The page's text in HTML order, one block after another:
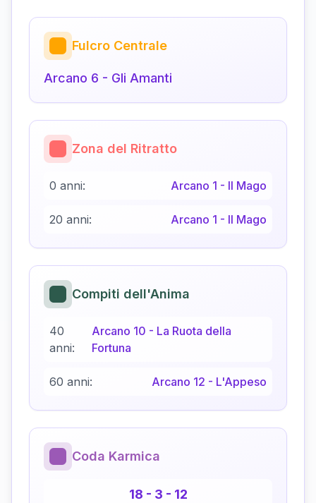
Fulcro Centrale
Arcano 6 - Gli Amanti
Zona del Ritratto
0 anni: Arcano 1 - Il Mago
20 anni: Arcano 1 - Il Mago
Compiti dell'Anima
40
anni:
Arcano 10 - La Ruota della
Fortuna
60 anni: Arcano 12 - L'Appeso
Coda Karmica
18 - 3 - 12